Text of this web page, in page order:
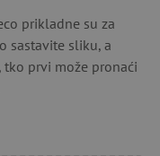
prikladne su za
sastavite sliku, a
prvi može pronaći